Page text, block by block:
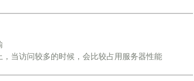
当访问较多的时候，会比较占用服务器性能